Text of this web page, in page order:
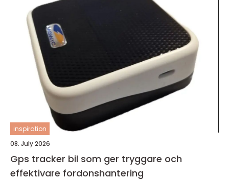
inspiration
08. July 2026
Gps tracker bil som ger tryggare och
effektivare fordonshantering